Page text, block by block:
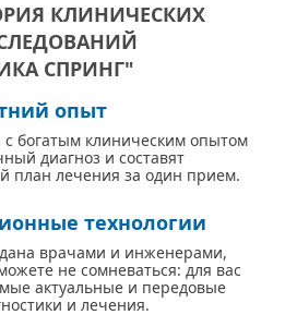
КЛИНИЧЕСКИХ
СПРИНГ"
опыт
богатым клиническим опытом
диагноз и составят
план лечения за один прием.
технологии
врачами и инженерами,
не сомневаться: для вас
актуальные и передовые
и лечения.